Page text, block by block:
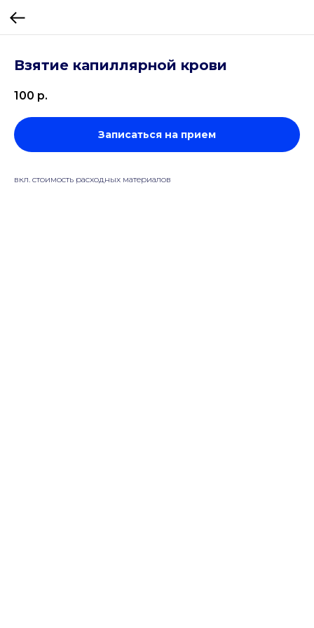
Взятие капиллярной крови
100 р.
Записаться на прием
вкл. стоимость расходных материалов